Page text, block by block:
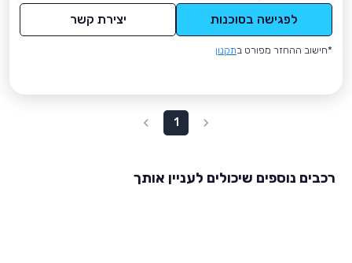
לפגישה בסוכנות יצירת קשר
*חישוב ההחזר מפורט בתקנון
1
רכבים נוספים שיכולים לעניין אותך